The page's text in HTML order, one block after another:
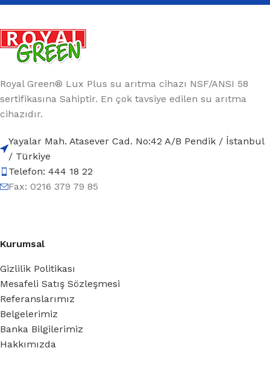
Royal Green® Lux Plus su arıtma cihazı NSF/ANSI 58
sertifikasına Sahiptir. En çok tavsiye edilen su arıtma
cihazıdır.
Yayalar Mah. Atasever Cad. No:42 A/B Pendik / İstanbul
/ Türkiye
Telefon: 444 18 22
Fax: 0216 379 79 85
Kurumsal
Gizlilik Politikası
Mesafeli Satış Sözleşmesi
Referanslarımız
Belgelerimiz
Banka Bilgilerimiz
Hakkımızda